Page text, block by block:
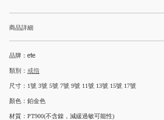
商品詳細
品牌：ete
類別： 戒指
尺寸：1號 3號 5號 7號 9號 11號 13號 15號 17號
顏色：鉑金色
材質：PT900(不含鎳，減緩過敏可能性)